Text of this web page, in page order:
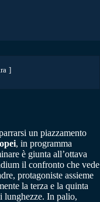
un piazzamento
, in programma
è giunta all’ottava
il confronto che vede
protagoniste assieme
la terza e la quinta
lunghezze. In palio,